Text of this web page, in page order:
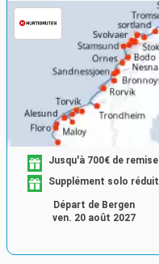
Jusqu'à 700€ de remise
Supplément solo réduit
Départ de Bergen
ven. 20 août 2027